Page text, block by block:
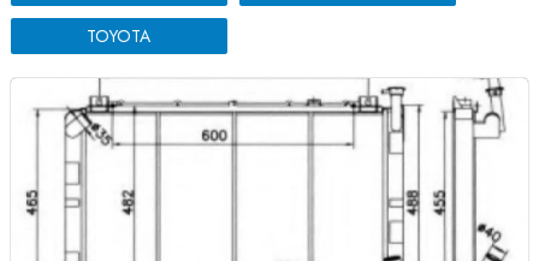
TOYOTA